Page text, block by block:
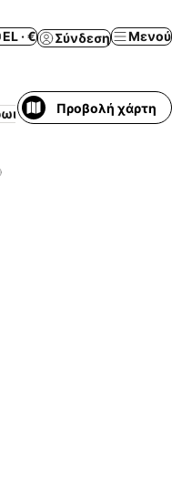
EL · € Σύνδεση Μενού
Κλιματισμός
Προβολή χάρτη